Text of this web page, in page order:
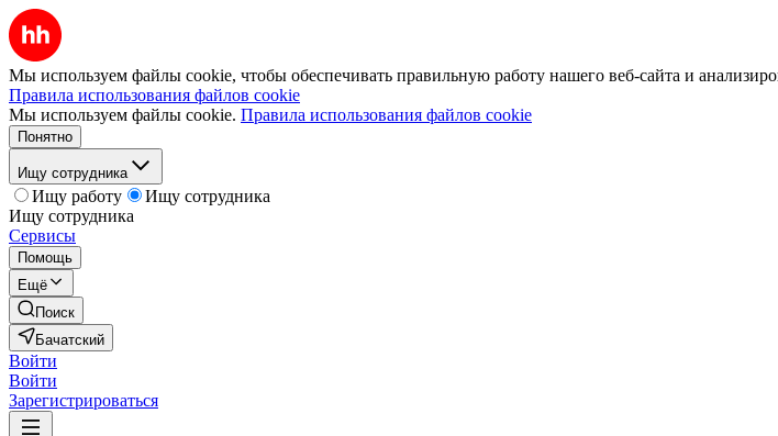
Мы используем файлы cookie, чтобы обеспечивать правильную работу нашего веб-сайта и
Правила использования файлов cookie
Мы используем файлы cookie. Правила использования файлов cookie
Понятно
Ищу сотрудника
Ищу работу
Ищу сотрудника
Ищу сотрудника
Сервисы
Помощь
Ещё
Поиск
Бачатский
Войти
Войти
Зарегистрироваться